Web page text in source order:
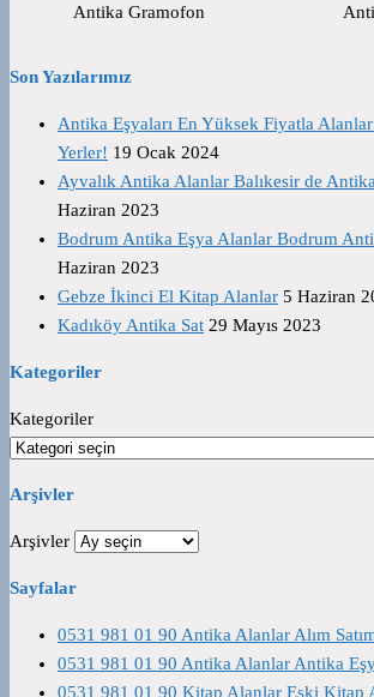
Antika Gramofon
Son Yazılarımız
Antika Eşyaları En Yüksek Fiyatla
Yerler! 19 Ocak 2024
Ayvalık Antika Alanlar Balıkesir de Antika
Haziran 2023
Bodrum Antika Eşya Alanlar Bodrum
Haziran 2023
Gebze İkinci El Kitap Alanlar 5 Haziran
Kadıköy Antika Sat 29 Mayıs 2023
Kategoriler
Kategoriler
Arşivler
Arşivler
Sayfalar
0531 981 01 90 Antika Alanlar Alım
0531 981 01 90 Antika Alanlar Antika
0531 981 01 90 Kitap Alanlar Eski Kitap